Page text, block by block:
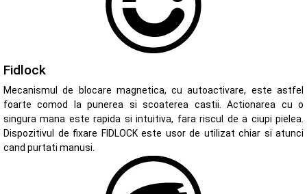
Fidlock
Mecanismul de blocare magnetica, cu autoactivare, este astfel
foarte comod la punerea si scoaterea castii. Actionarea cu o
singura mana este rapida si intuitiva, fara riscul de a ciupi pielea.
Dispozitivul de fixare FIDLOCK este usor de utilizat chiar si atunci
cand purtati manusi.